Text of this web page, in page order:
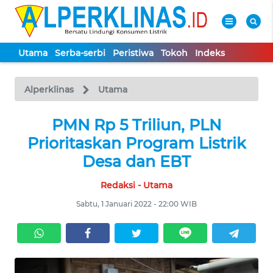
Utama Serba-serbi Peristiwa Tokoh Indeks
Alperklinas Utama
PMN Rp 5 Triliun, PLN
Prioritaskan Program Listrik
Desa dan EBT
Redaksi - Utama
Sabtu, 1 Januari 2022 - 22:00 WIB
TV
Tutup
TOKOH